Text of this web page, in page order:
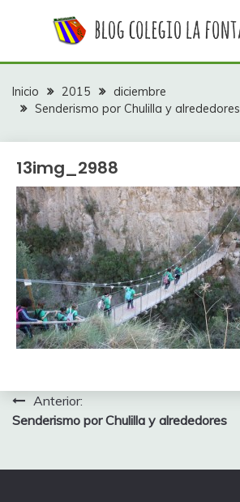
COLEGIO LA
FONTAINE
colegio La Fontaine
Inicio 2015
diciembre
Senderismo por Chulilla y alrededores
13img_2988
Navegación
de
entradas
Anterior:
Senderismo por Chulilla y alrededores